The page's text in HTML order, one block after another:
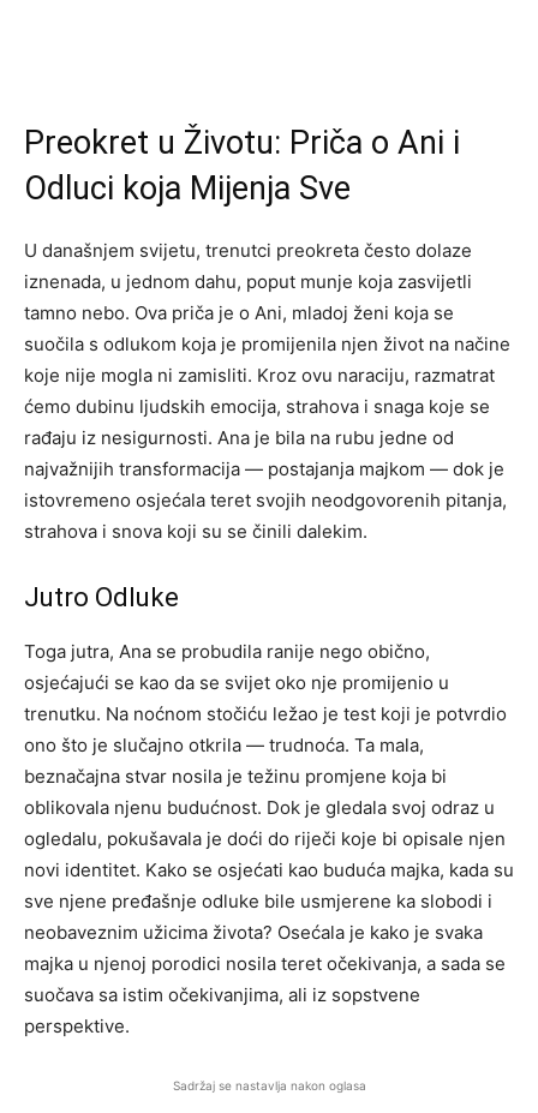
Preokret u Životu: Priča o Ani i
Odluci koja Mijenja Sve
U današnjem svijetu, trenutci preokreta često dolaze
iznenada, u jednom dahu, poput munje koja zasvijetli
tamno nebo. Ova priča je o Ani, mladoj ženi koja se
suočila s odlukom koja je promijenila njen život na načine
koje nije mogla ni zamisliti. Kroz ovu naraciju, razmatrat
ćemo dubinu ljudskih emocija, strahova i snaga koje se
rađaju iz nesigurnosti. Ana je bila na rubu jedne od
najvažnijih transformacija — postajanja majkom — dok je
istovremeno osjećala teret svojih neodgovorenih pitanja,
strahova i snova koji su se činili dalekim.
Jutro Odluke
Toga jutra, Ana se probudila ranije nego obično,
osjećajući se kao da se svijet oko nje promijenio u
trenutku. Na noćnom stočiću ležao je test koji je potvrdio
ono što je slučajno otkrila — trudnoća. Ta mala,
beznačajna stvar nosila je težinu promjene koja bi
oblikovala njenu budućnost. Dok je gledala svoj odraz u
ogledalu, pokušavala je doći do riječi koje bi opisale njen
novi identitet. Kako se osjećati kao buduća majka, kada su
sve njene pređašnje odluke bile usmjerene ka slobodi i
neobaveznim užicima života? Osećala je kako je svaka
majka u njenoj porodici nosila teret očekivanja, a sada se
suočava sa istim očekivanjima, ali iz sopstvene
perspektive.
Sadržaj se nastavlja nakon oglasa